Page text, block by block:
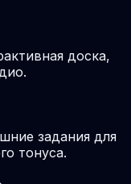
доска,
задания для
тонуса.